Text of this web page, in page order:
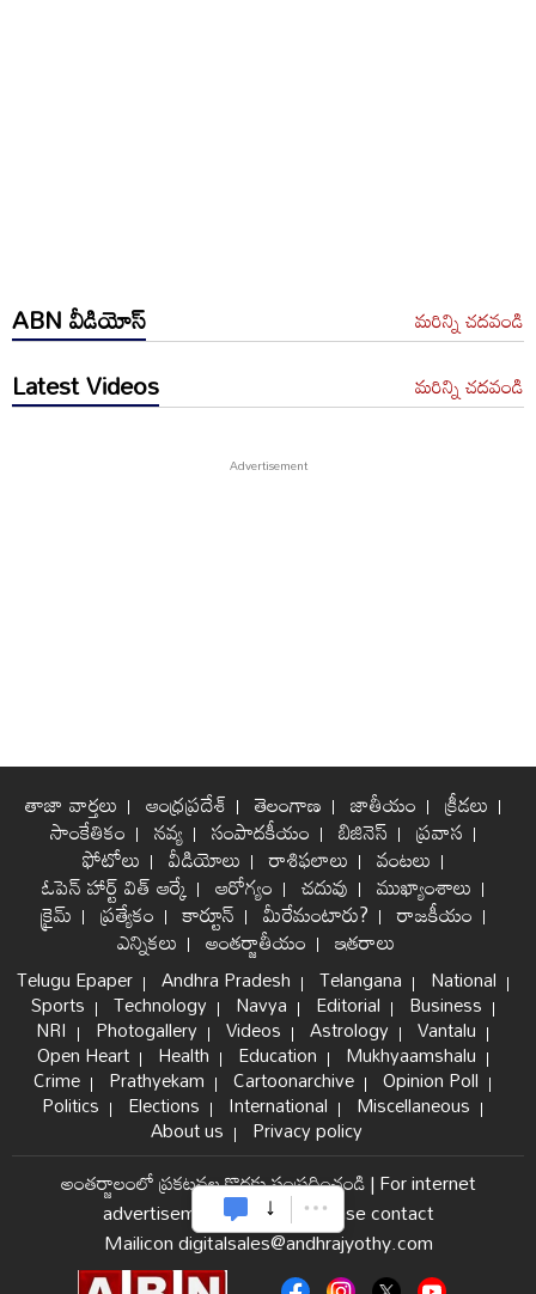
ABN వీడియోస్ మరిన్ని చదవండి
Latest Videos మరిన్ని చదవండి
తాజా వార్తలు ఆంధ్రప్రదేశ్ తెలంగాణ జాతీయం క్రీడలు
సాంకేతికం నవ్య సంపాదకీయం బిజినెస్ ప్రవాస
ఫోటోలు వీడియోలు రాశిఫలాలు వంటలు
ఓపెన్ హార్ట్ విత్ ఆర్కే ఆరోగ్యం చదువు ముఖ్యాంశాలు
క్రైమ్ ప్రత్యేకం కార్టూన్ మీరేమంటారు? రాజకీయం
ఎన్నికలు అంతర్జాతీయం ఇతరాలు
Telugu Epaper Andhra Pradesh Telangana National
Sports Technology Navya Editorial Business
NRI Photogallery Videos Astrology Vantalu
Open Heart Health Education Mukhyaamshalu
Crime Prathyekam Cartoonarchive Opinion Poll
Politics Elections International Miscellaneous
About us Privacy policy
అంతర్జాలంలో ప్రకటనల కొరకు సంప్రదించండి|For internet
advertisement and sales please contact
Mailicon digitalsales@andhrajyothy.com